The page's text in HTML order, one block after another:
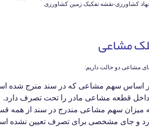
کشاورزی-نقشه تفکیک زمین کشاورزی
مشاعی
مشاعی دو حالت داریم:
اساس سهم مشاعی که در سند منرج شده
قطعه مشاعی مادر را تحت تصرف دارد.
میزان سهم مشاعی مندرج در سند از همه
و جای مشخصی برای تصرف تعیین نشده